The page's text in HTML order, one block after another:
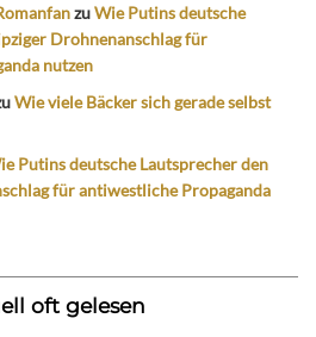
zuWie Putins deutsche
Drohnenanschlag für
nutzen
Wie viele Bäcker sich gerade selbst
Putins deutsche Lautsprecher den
für antiwestliche Propaganda
oft gelesen